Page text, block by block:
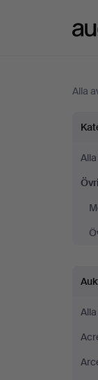
Alla
på